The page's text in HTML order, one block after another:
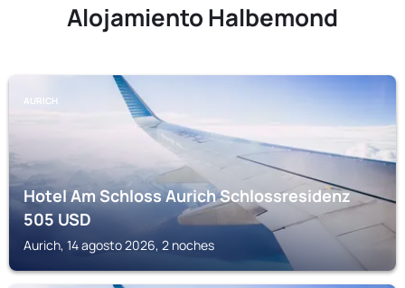
Alojamiento Halbemond
AURICH
Hotel Am Schloss Aurich Schlossresidenz
505USD
Aurich, 14 agosto 2026, 2 noches